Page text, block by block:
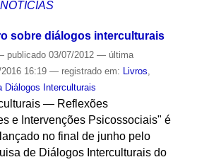
NOTÍCIAS
sobre diálogos interculturais
publicado03/07/2012 — última
16:19 — registrado em: Livros,
Diálogos Interculturais
— Reflexões
e Intervenções Psicossociais" é
no final de junho pelo
de Diálogos Interculturais do